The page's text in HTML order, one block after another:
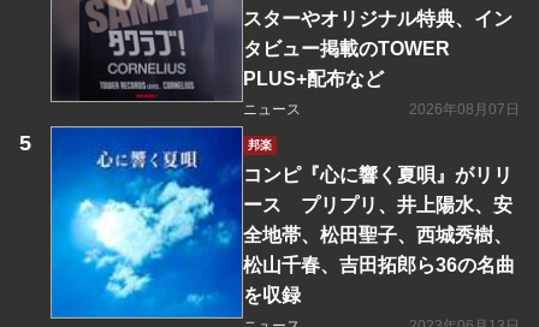
スターやオリジナル特典、イン
タビュー掲載のTOWER
PLUS+配布など
ニュース 2026年08月07日
邦楽
コンピ『心に響く夏唄』がリリ
ース プリプリ、井上陽水、安
全地帯、松田聖子、西城秀樹、
松山千春、吉田拓郎ら36の名曲
を収録